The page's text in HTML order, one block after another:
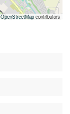
OpenStreetMap contributors